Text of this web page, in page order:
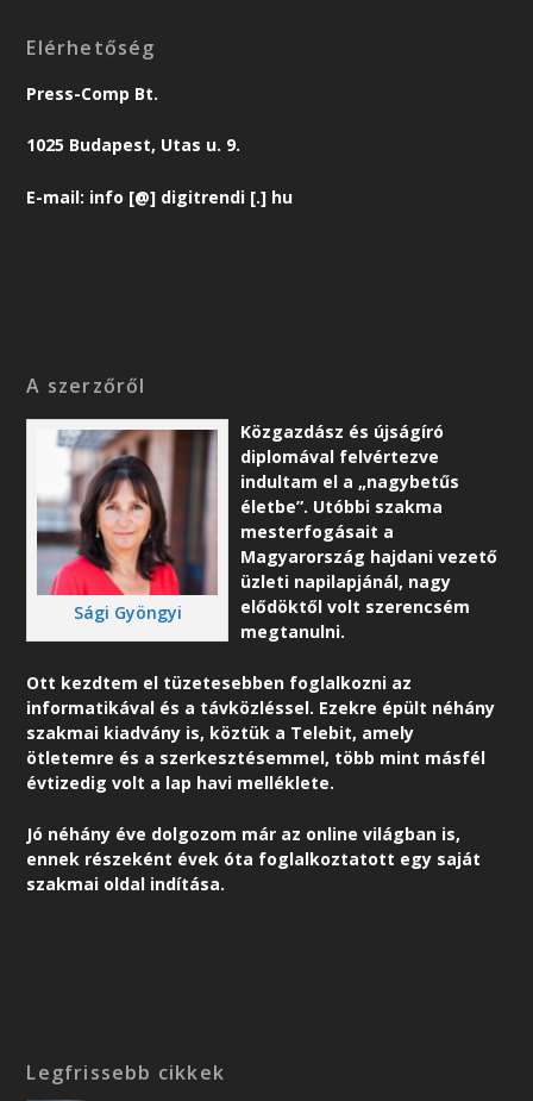
Elérhetőség
Press-Comp Bt.
1025 Budapest, Utas u. 9.
E-mail: info [@] digitrendi [.] hu
A szerzőről
Sági Gyöngyi
Közgazdász és újságíró
diplomával felvértezve
indultam el a „nagybetűs
életbe”. Utóbbi szakma
mesterfogásait a
Magyarország hajdani vezető
üzleti napilapjánál, nagy
elődöktől volt szerencsém
megtanulni.
Ott kezdtem el tüzetesebben foglalkozni az
informatikával és a távközléssel. Ezekre épült néhány
szakmai kiadvány is, köztük a Telebit, amely
ötletemre és a szerkesztésemmel, több mint másfél
évtizedig volt a lap havi melléklete.
Jó néhány éve dolgozom már az online világban is,
ennek részeként évek óta foglalkoztatott egy saját
szakmai oldal indítása.
Legfrissebb cikkek